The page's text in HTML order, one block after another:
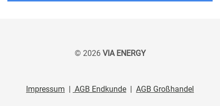
© 2026 VIA ENERGY
Impressum AGB Endkunde AGB Großhandel